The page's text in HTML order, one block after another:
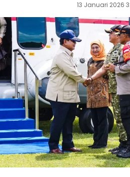
13 Januari 2026